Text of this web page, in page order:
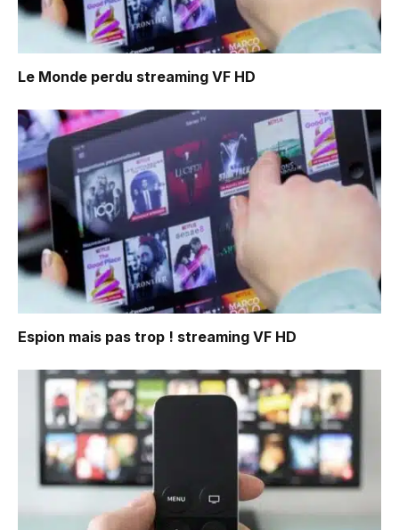
Le Monde perdu streaming VF HD
Espion mais pas trop ! streaming VF HD